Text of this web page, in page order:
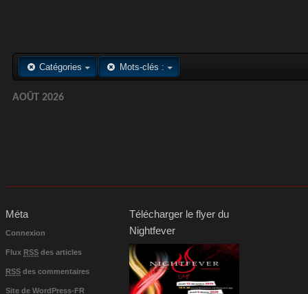
Catégories Mots-clés :
AOÛT 2026
Méta
Connexion
Flux RSS des articles
RSS des commentaires
Site de WordPress-FR
Télécharger le flyer du
Nightfever